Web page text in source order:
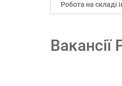
Робота на складі
Вакансії